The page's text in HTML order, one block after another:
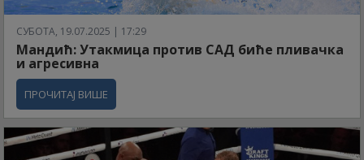
СУБОТА, 19.07.2025 | 17:29
Мандић: Утакмица против САД биће пливачка
и агресивна
ПРОЧИТАЈ ВИШЕ